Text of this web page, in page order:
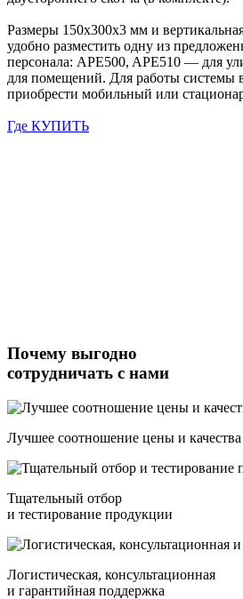
Размеры 150х300х3 мм и
удобно разместить одну из
персонала: APE500, APE510 — для
для помещений. Для работы системы
приобрести мобильный или
Где КУПИТЬ
Почему выгодно
сотрудничать с нами
Лучшее соотношение цены и качества
Тщательный отбор
и тестирование продукции
Логистическая, консультационная
и гарантийная поддержка